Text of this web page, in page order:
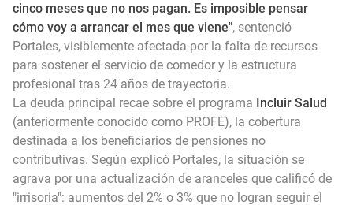
cinco meses que no nos pagan. Es imposible pensar
cómo voy a arrancar el mes que viene", sentenció
Portales, visiblemente afectada por la falta de recursos
para sostener el servicio de comedor y la estructura
profesional tras 24 años de trayectoria.
La deuda principal recae sobre el programa Incluir Salud
(anteriormente conocido como PROFE), la cobertura
destinada a los beneficiarios de pensiones no
contributivas. Según explicó Portales, la situación se
agrava por una actualización de aranceles que calificó de
"irrisoria": aumentos del 2% o 3% que no logran seguir el